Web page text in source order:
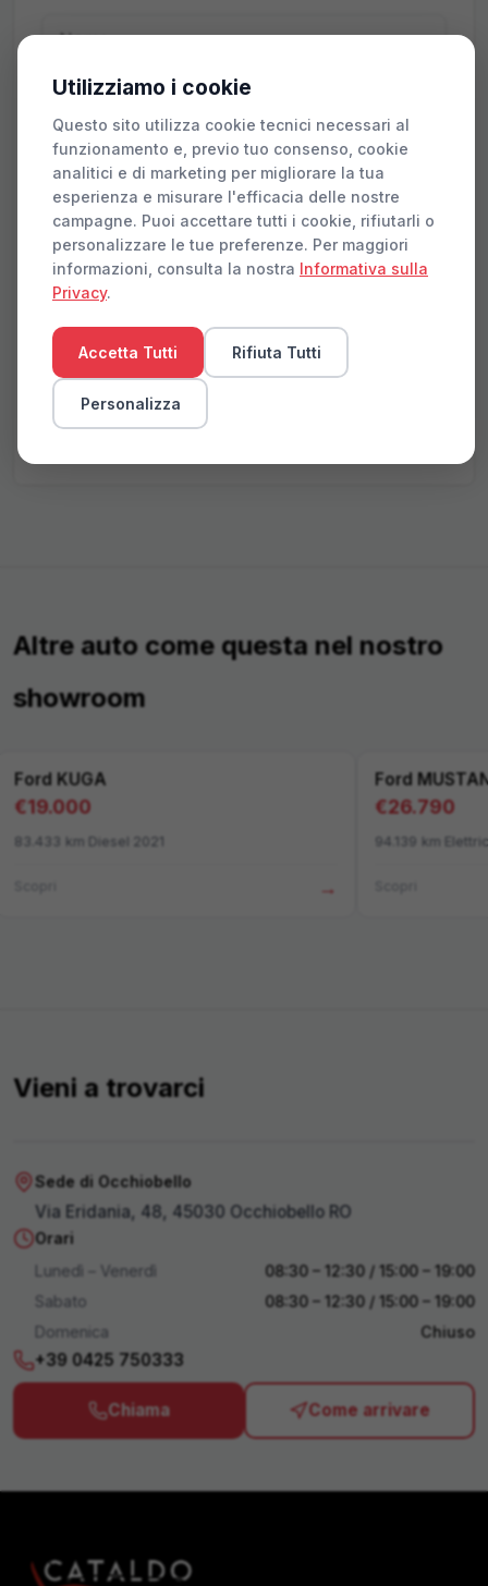
Accetto i
Invia richiesta
Risposta entro 24 ore lavorative · I tuoi dati non saranno
Altre auto come questa nel nostro
showroom
Ford KUGA
€19.000
83.433 km Diesel
→
Ford
€26.790
94.139 km
Vieni a trovarci
Sede di Occhiobello
Via Eridania, 48, 45030 Occhiobello RO
Orari
Lunedì – Venerdì
08:30 – 12:30 / 15:00 – 19:00
Sabato
08:30 – 12:30 / 15:00 – 19:00
Domenica
Chiuso
+39 0425 750333
Chiama Come arrivare
Utilizziamo i cookie
Questo sito utilizza cookie tecnici necessari al
funzionamento e, previo tuo consenso, cookie
analitici e di marketing per migliorare la tua
esperienza e misurare l'efficacia delle nostre
campagne. Puoi accettare tutti i cookie, rifiutarli o
personalizzare le tue preferenze. Per maggiori
informazioni, consulta la nostra Informativa sulla
Privacy.
Accetta Tutti Rifiuta Tutti
Personalizza